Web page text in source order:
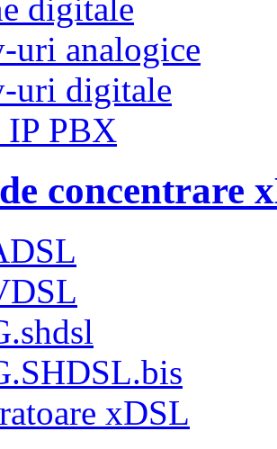
digitale
uri analogice
uri digitale
IP PBX
concentrare
xDSL